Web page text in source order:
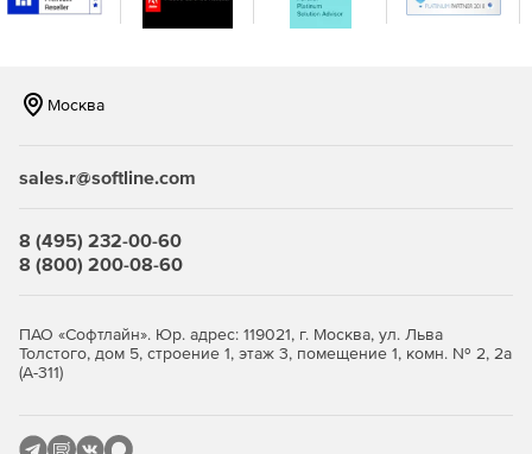
Remediation Manager – компонент Tripwire Enterprise,
который позволяет отделу IT-безопасности
отклонений или изменений. Помимо этого Remediation
конфигурирование систем в соответствии со всеми
высокой вероятностью совершения ошибок.
Москва
sales.r@softline.com
8 (495) 232-00-60
8 (800) 200-08-60
ПАО «Софтлайн». Юр. адрес: 119021, г. Москва, ул. Льва
Толстого, дом 5, строение 1, этаж 3, помещение 1, комн. № 2, 2а
(А-311)